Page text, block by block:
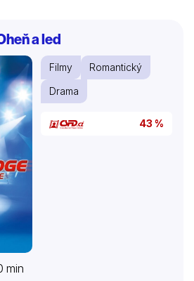
a led
Filmy
Romantický
Drama
43 %